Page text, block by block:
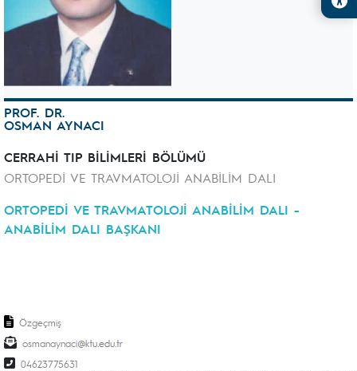
PROF. DR.
OSMAN AYNACI
CERRAHİ TIP BİLİMLERİ BÖLÜMÜ
ORTOPEDİ VE TRAVMATOLOJİ ANABİLİM DALI
ORTOPEDİ VE TRAVMATOLOJİ ANABİLİM DALI -
ANABİLİM DALI BAŞKANI
Özgeçmiş
osmanaynaci
04623775631